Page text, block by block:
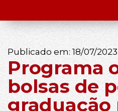
Publicado em: 18/07/2023
Programa
bolsas de
graduação